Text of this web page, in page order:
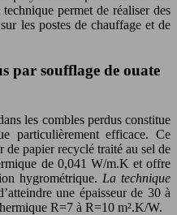
permet de réaliser des
les postes de chauffage et de
par soufflage de ouate
les combles perdus constitue
particulièrement efficace. Ce
papier recyclé traité au sel de
de 0,041 W/m.K et offre
hygrométrique. La technique
une épaisseur de 30 à
R=7 à R=10 m².K/W.